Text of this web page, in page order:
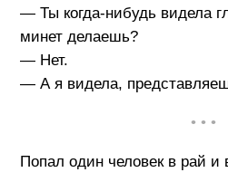
— Ты когда-нибудь видела
минет делаешь?
— Нет.
— А я видела,
• • •
Попал один человек в рай и